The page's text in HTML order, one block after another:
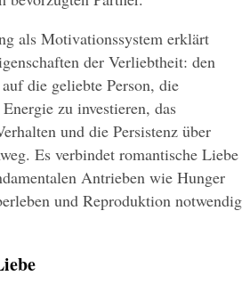
als Motivationssystem erklärt
der Verliebtheit: den
die geliebte Person, die
zu investieren, das
und die Persistenz über
Es verbindet romantische Liebe
Antrieben wie Hunger
und Reproduktion notwendig